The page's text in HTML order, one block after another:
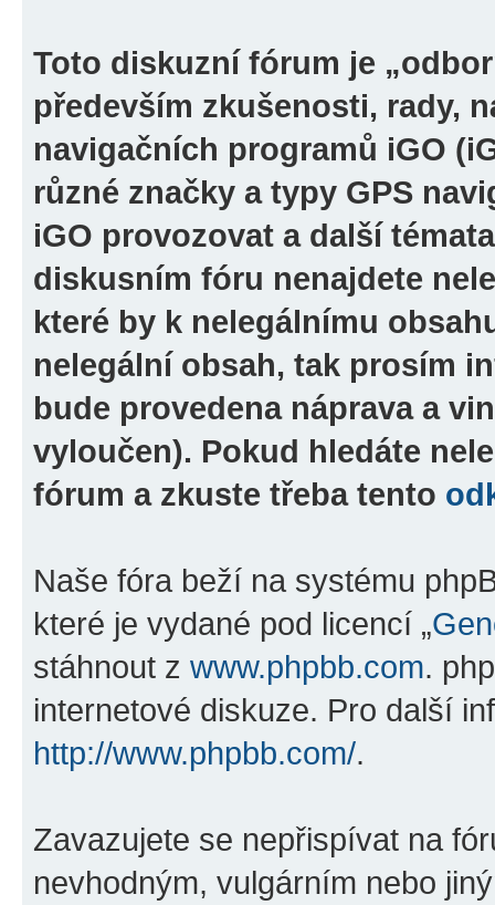
Toto diskuzní fórum je
především zkušenosti, rady,
navigačních programů iGO
různé značky a typy GPS
iGO provozovat a další
diskusním fóru nenajdete
které by k nelegálnímu
nelegální obsah, tak prosím
bude provedena náprava a
vyloučen). Pokud hledáte
fórum a zkuste třeba tento
Naše fóra beží na systému
které je vydané pod licencí „
stáhnout z www.phpbb.com.
internetové diskuze. Pro další
http://www.phpbb.com/.
Zavazujete se nepřispívat na
nevhodným, vulgárním nebo